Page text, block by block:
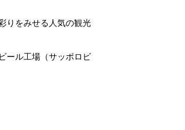
さい。
りをみせる人気の観光
ール工場（サッポロビ